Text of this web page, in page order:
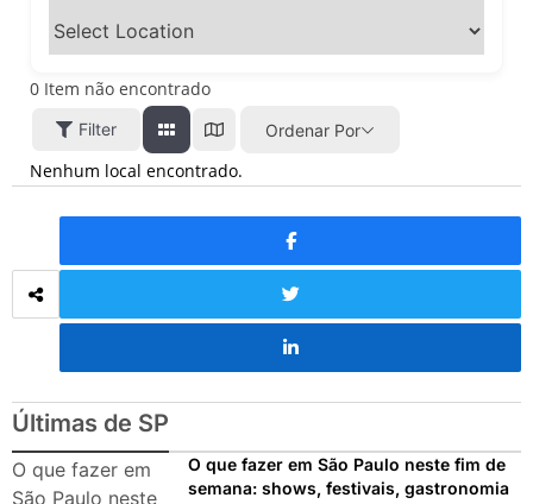
transforma o Bixiga em um
pedaço da Itália durante
em agosto de 2026: festas
exposições, parques e
passeios imperdíveis
O que fazer em São Paulo
nos dias 25 e 26 de julho:
festas, shows, exposições e
passeios imperdíveis
O que fazer em São Paulo
0 Item não encontrado
Filter Ordenar Por
Nenhum local encontrado.
Últimas de SP
O que fazer em
São Paulo neste
O que fazer em São Paulo neste fim de
semana: shows, festivais, gastronomia